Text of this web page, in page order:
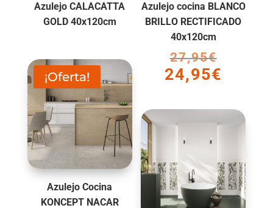
Azulejo CALACATTA
GOLD 40x120cm
Azulejo cocina BLANCO
BRILLO RECTIFICADO
40x120cm
27,95€El
precio
27,95€.
24,95€
¡Oferta!
Azulejo Cocina
KONCEPT NACAR